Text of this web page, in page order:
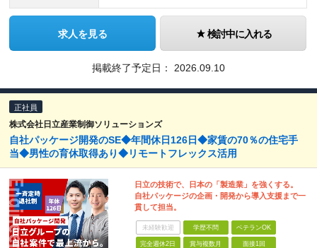
求人を見る 検討中に入れる
掲載終了予定日： 2026.09.10
正社員
株式会社日立産業制御ソリューションズ
自社パッケージ開発のSE◆年間休日126日◆家賃の70％の住宅手
当◆男性の育休取得あり◆リモートフレックス活用
日立の技術で、日本の「製造業」を強くする。
自社パッケージの企画・開発から導入支援まで一
貫して担当。
未経験歓迎 学歴不問 ベテランOK
完全週休2日 賞与複数月 面接1回